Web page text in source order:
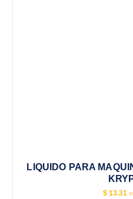
LIQUIDO PARA
$13.31